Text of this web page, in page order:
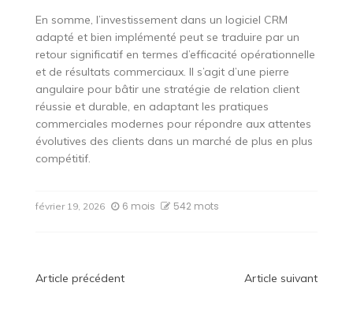
En somme, l’investissement dans un logiciel CRM
adapté et bien implémenté peut se traduire par un
retour significatif en termes d’efficacité opérationnelle
et de résultats commerciaux. Il s’agit d’une pierre
angulaire pour bâtir une stratégie de relation client
réussie et durable, en adaptant les pratiques
commerciales modernes pour répondre aux attentes
évolutives des clients dans un marché de plus en plus
compétitif.
février 19, 2026 6 mois 542 mots
Navigation
Article précédent Article suivant